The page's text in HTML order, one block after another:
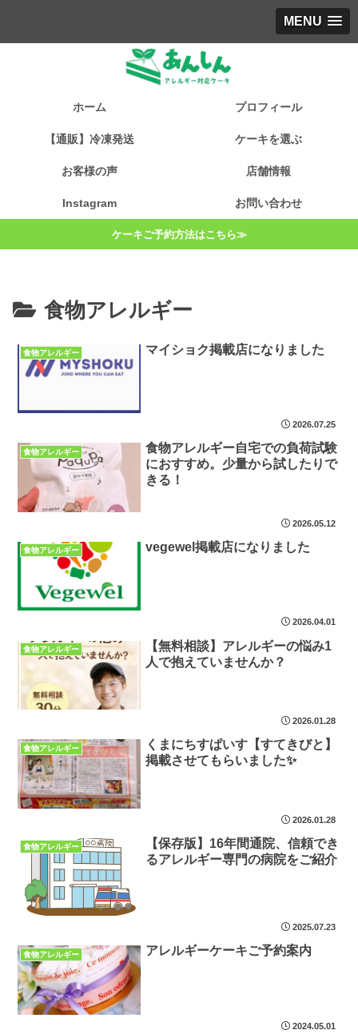
MENU
ホーム プロフィール
【通販】冷凍発送 ケーキを選ぶ
お客様の声 店舗情報
Instagram お問い合わせ
ケーキご予約方法はこちら≫
食物アレルギー
食物アレルギー マイショク掲載店になりました
2026.07.25
食物アレルギー
食物アレルギー自宅での負荷試験
におすすめ。少量から試したりで
きる！
2026.05.12
食物アレルギー vegewel掲載店になりました
2026.04.01
食物アレルギー
【無料相談】アレルギーの悩み1
人で抱えていませんか？
2026.01.28
食物アレルギー
くまにちすぱいす【すてきびと】
掲載させてもらいました✨
2026.01.28
食物アレルギー
【保存版】16年間通院、信頼でき
るアレルギー専門の病院をご紹介
2025.07.23
食物アレルギー アレルギーケーキご予約案内
2024.05.01